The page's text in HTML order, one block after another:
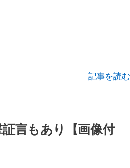
記事を読む
言もあり【画像付